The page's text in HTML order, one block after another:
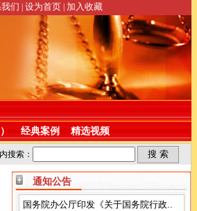
们 设为首页 加入收藏
经典案例 精选视频
搜索：
通知公告
国务院办公厅印发《关于国务院行政..